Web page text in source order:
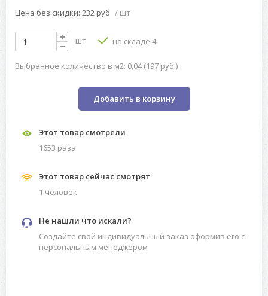
Цена без скидки: 232 руб / шт
шт на складе 4
Выбранное количество в м2: 0,04 (197 руб.)
Добавить в корзину
Этот товар смотрели
1653 разa
Этот товар сейчас смотрят
1 человек
Не нашли что искали?
Создайте свой индивидуальный заказ оформив его с
персональным менеджером